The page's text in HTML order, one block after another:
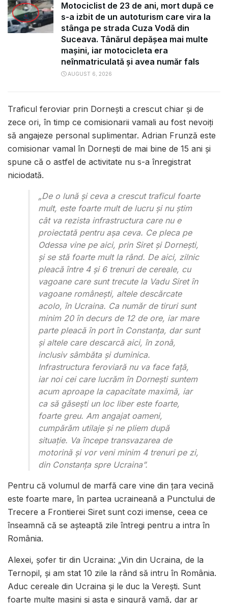
Motociclist de 23 de ani, mort după ce
s-a izbit de un autoturism care vira la
stânga pe strada Cuza Vodă din
Suceava. Tânărul depășea mai multe
mașini, iar motocicleta era
neînmatriculată și avea număr fals
AUGUST 6, 2026
Traficul feroviar prin Dornești a crescut chiar și de
zece ori, în timp ce comisionarii vamali au fost nevoiți
să angajeze personal suplimentar. Adrian Frunză este
comisionar vamal în Dornești de mai bine de 15 ani și
spune că o astfel de activitate nu s-a înregistrat
niciodată.
„De o lună și ceva a crescut traficul foarte
mult, este foarte mult de lucru și nu știm
cât va rezista infrastructura care nu e
proiectată pentru așa ceva. Ce pleca pe
Odessa vine pe aici, prin Siret și Dornești,
și se stă foarte mult la rând. De aici, zilnic
pleacă între 4 și 6 trenuri de cereale, cu
vagoane care sunt trecute la Vadu Siret în
vagoane românești, altele descărcate
acolo, în Ucraina. Ca număr de tiruri sunt
minim 20 în decurs de 12 de ore, iar mare
parte pleacă în port în Constanța, dar sunt
și altele care descarcă aici, în zonă,
inclusiv sâmbăta și duminica.
Infrastructura feroviară nu va face față,
iar noi cei care lucrăm în Dornești suntem
acum aproape la capacitate maximă, iar
ca să găsești un loc liber este foarte,
foarte greu. Am angajat oameni,
cumpărăm utilaje și ne pliem după
situație. Va începe transvazarea de
motorină și vor veni minim 4 trenuri pe zi,
din Constanța spre Ucraina”.
Pentru că volumul de marfă care vine din țara vecină
este foarte mare, în partea ucraineană a Punctului de
Trecere a Frontierei Siret sunt cozi imense, ceea ce
înseamnă că se așteaptă zile întregi pentru a intra în
România.
Alexei, șofer tir din Ucraina: „Vin din Ucraina, de la
Ternopil, și am stat 10 zile la rând să intru în România.
Aduc cereale din Ucraina și le duc la Verești. Sunt
foarte multe mașini și asta e singură vamă, dar ar